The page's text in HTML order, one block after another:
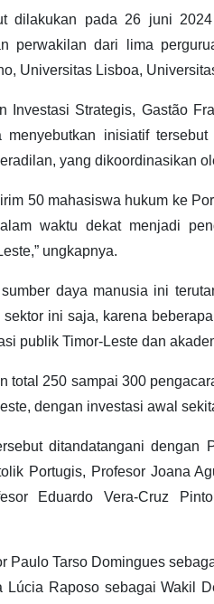
dilakukan pada 26 juni
perwakilan dari lima
Universitas Lisboa,
Investasi Strategis, Gastão
inisiatif
yang dikoordinasikan
50 mahasiswa hukum ke
waktu dekat menjadi
ungkapnya.
daya manusia ini
ini saja, karena
publik Timor-Leste dan
total 250 sampai 300
dengan investasi awal
ditandatangani dengan
Portugis, Profesor Joana
Eduardo Vera-Cruz
Paulo Tarso Domingues
Lúcia Raposo sebagai Wakil